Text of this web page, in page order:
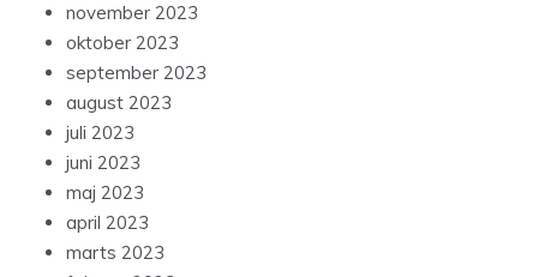
november 2023
oktober 2023
september 2023
august 2023
juli 2023
juni 2023
maj 2023
april 2023
marts 2023